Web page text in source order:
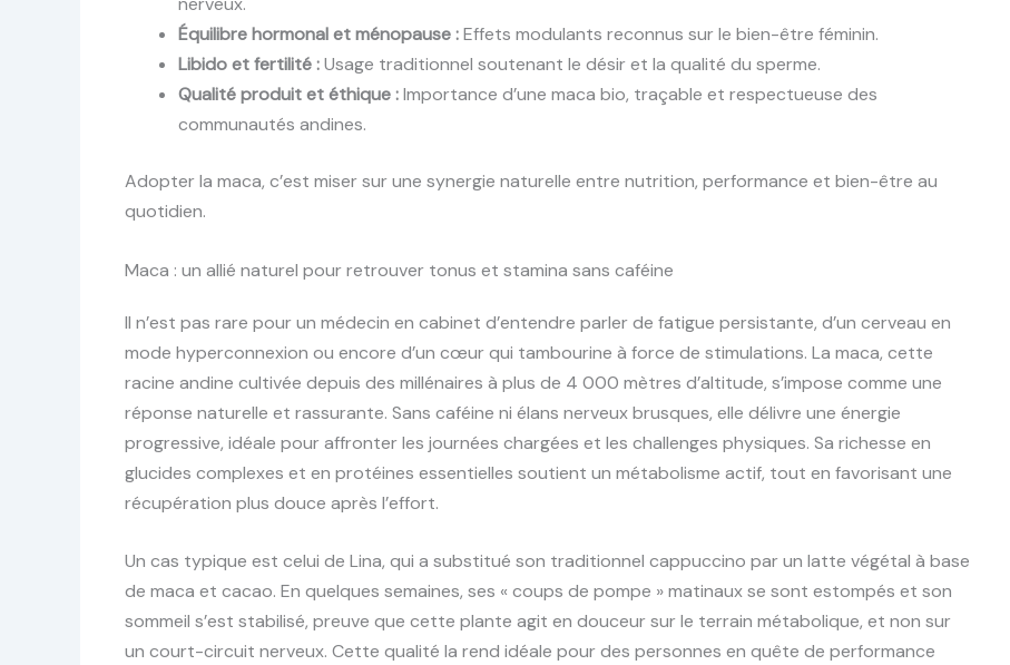
Équilibre hormonal et ménopause :Effets modulants reconnus sur le bien-être féminin.
Libido et fertilité :Usage traditionnel soutenant le désir et la qualité du sperme.
Qualité produit et éthique :Importance d’une maca bio, traçable et respectueuse des
communautés andines.
Adopter la maca, c’est miser sur une synergie naturelle entre nutrition, performance et bien-être au
quotidien.
Maca : un allié naturel pour retrouver tonus et stamina sans caféine
Il n’est pas rare pour un médecin en cabinet d’entendre parler de fatigue persistante, d’un cerveau en
mode hyperconnexion ou encore d’un cœur qui tambourine à force de stimulations. La maca, cette
racine andine cultivée depuis des millénaires à plus de 4 000 mètres d’altitude, s’impose comme une
réponse naturelle et rassurante. Sans caféine ni élans nerveux brusques, elle délivre une énergie
progressive, idéale pour affronter les journées chargées et les challenges physiques. Sa richesse en
glucides complexes et en protéines essentielles soutient un métabolisme actif, tout en favorisant une
récupération plus douce après l’effort.
Un cas typique est celui de Lina, qui a substitué son traditionnel cappuccino par un latte végétal à base
de maca et cacao. En quelques semaines, ses « coups de pompe » matinaux se sont estompés et son
sommeil s’est stabilisé, preuve que cette plante agit en douceur sur le terrain métabolique, et non sur
un court-circuit nerveux. Cette qualité la rend idéale pour des personnes en quête de performance